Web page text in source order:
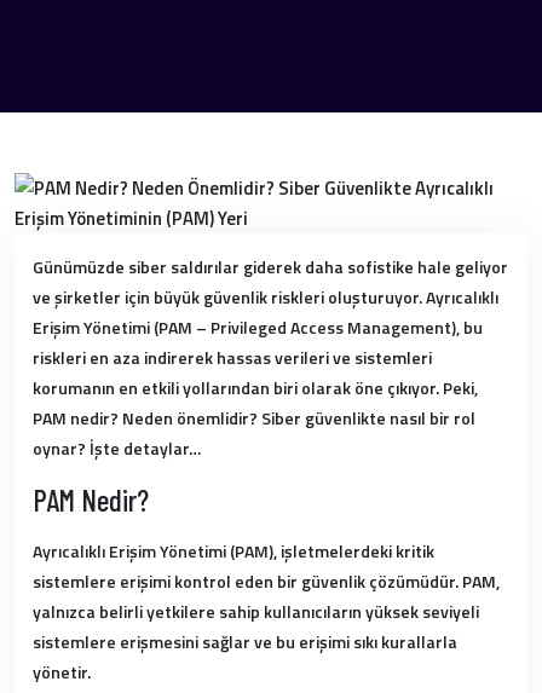
Günümüzde siber saldırılar giderek daha sofistike hale geliyor
ve şirketler için büyük güvenlik riskleri oluşturuyor.Ayrıcalıklı
Erişim Yönetimi (PAM – Privileged Access Management), bu
riskleri en aza indirerek hassas verileri ve sistemleri
korumanın en etkili yollarından biri olarak öne çıkıyor. Peki,
PAM nedir? Neden önemlidir? Siber güvenlikte nasıl bir rol
oynar? İşte detaylar…
PAM Nedir?
Ayrıcalıklı Erişim Yönetimi (PAM), işletmelerdeki kritik
sistemlere erişimi kontrol eden bir güvenlik çözümüdür. PAM,
yalnızca belirli yetkilere sahip kullanıcıların yüksek seviyeli
sistemlere erişmesini sağlar ve bu erişimi sıkı kurallarla
yönetir.